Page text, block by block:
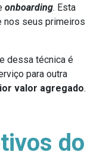
onboarding. Esta
nos seus primeiros
dessa técnica é
para outra
valor agregado.
do